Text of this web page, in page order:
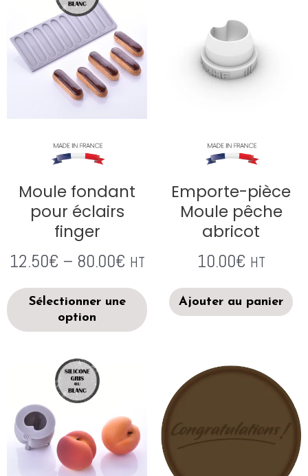
Moule fondant
pour éclairs
finger
12.50€ – 80.00€ HT
Sélectionner une
option
Emporte-pièce
Moule pêche
abricot
10.00€ HT
Ajouter au panier